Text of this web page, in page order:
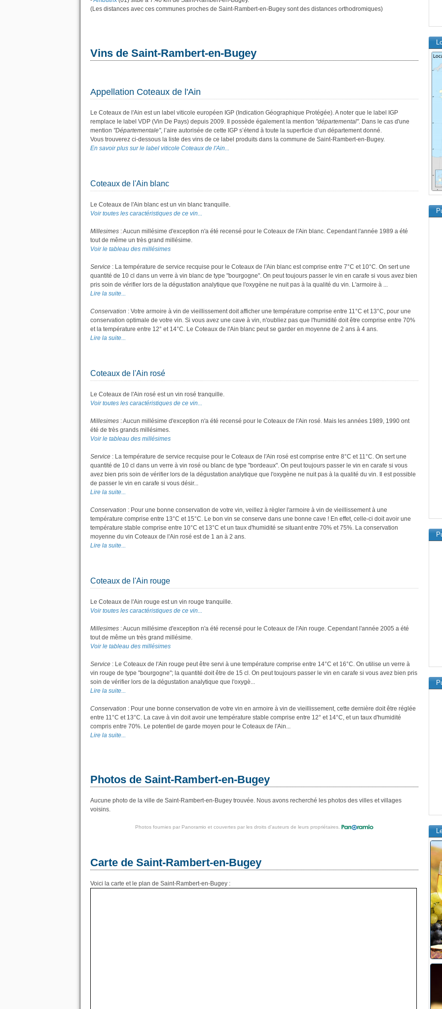
(Les distances avec ces communes proches de Saint-Rambert-en-Bugey sont des distances orthodromiques)
Vins de Saint-Rambert-en-Bugey
Appellation Coteaux de l'Ain
Le Coteaux de l'Ain est un label viticole européen IGP (Indication Géographique Protégée). A noter que le label IGP
remplace le label VDP (Vin De Pays) depuis 2009. Il possède également la mention "départemental". Dans le cas d'une
mention "Départementale", l’aire autorisée de cette IGP s’étend à toute la superficie d’un département donné.
Vous trouverez ci-dessous la liste des vins de ce label produits dans la commune de Saint-Rambert-en-Bugey.
En savoir plus sur le label viticole Coteaux de l'Ain...
Coteaux de l'Ain blanc
Le Coteaux de l'Ain blanc est un vin blanc tranquille.
Voir toutes les caractéristiques de ce vin...
Millesimes : Aucun millésime d'exception n'a été recensé pour le Coteaux de l'Ain blanc. Cependant l'année 1989 a été
tout de même un très grand millésime.
Voir le tableau des millésimes
Service : La température de service recquise pour le Coteaux de l'Ain blanc est comprise entre 7°C et 10°C. On sert une
quantité de 10 cl dans un verre à vin blanc de type "bourgogne". On peut toujours passer le vin en carafe si vous avez bien
pris soin de vérifier lors de la dégustation analytique que l'oxygène ne nuit pas à la qualité du vin. L'armoire à ...
Lire la suite...
Conservation : Votre armoire à vin de vieillissement doit afficher une température comprise entre 11°C et 13°C, pour une
conservation optimale de votre vin. Si vous avez une cave à vin, n'oubliez pas que l'humidité doit être comprise entre 70%
et la température entre 12° et 14°C. Le Coteaux de l'Ain blanc peut se garder en moyenne de 2 ans à 4 ans.
Lire la suite...
Coteaux de l'Ain rosé
Le Coteaux de l'Ain rosé est un vin rosé tranquille.
Voir toutes les caractéristiques de ce vin...
Millesimes : Aucun millésime d'exception n'a été recensé pour le Coteaux de l'Ain rosé. Mais les années 1989, 1990 ont
été de très grands millésimes.
Voir le tableau des millésimes
Service : La température de service recquise pour le Coteaux de l'Ain rosé est comprise entre 8°C et 11°C. On sert une
quantité de 10 cl dans un verre à vin rosé ou blanc de type "bordeaux". On peut toujours passer le vin en carafe si vous
avez bien pris soin de vérifier lors de la dégustation analytique que l'oxygène ne nuit pas à la qualité du vin. Il est possible
de passer le vin en carafe si vous désir...
Lire la suite...
Conservation : Pour une bonne conservation de votre vin, veillez à règler l'armoire à vin de vieillissement à une
température comprise entre 13°C et 15°C. Le bon vin se conserve dans une bonne cave ! En effet, celle-ci doit avoir une
température stable comprise entre 10°C et 13°C et un taux d'humidité se situant entre 70% et 75%. La conservation
moyenne du vin Coteaux de l'Ain rosé est de 1 an à 2 ans.
Lire la suite...
Coteaux de l'Ain rouge
Le Coteaux de l'Ain rouge est un vin rouge tranquille.
Voir toutes les caractéristiques de ce vin...
Millesimes : Aucun millésime d'exception n'a été recensé pour le Coteaux de l'Ain rouge. Cependant l'année 2005 a été
tout de même un très grand millésime.
Voir le tableau des millésimes
Service : Le Coteaux de l'Ain rouge peut être servi à une température comprise entre 14°C et 16°C. On utilise un verre à
vin rouge de type "bourgogne"; la quantité doit être de 15 cl. On peut toujours passer le vin en carafe si vous avez bien pris
soin de vérifier lors de la dégustation analytique que l'oxygè...
Lire la suite...
Conservation : Pour une bonne conservation de votre vin en armoire à vin de vieillissement, cette dernière doit être réglée
entre 11°C et 13°C. La cave à vin doit avoir une température stable comprise entre 12° et 14°C, et un taux d'humidité
compris entre 70%. Le potentiel de garde moyen pour le Coteaux de l'Ain...
Lire la suite...
Photos de Saint-Rambert-en-Bugey
Aucune photo de la ville de Saint-Rambert-en-Bugey trouvée. Nous avons recherché les photos des villes et villages
voisins.
Photos fournies par Panoramio et couvertes par les droits d'auteurs de leurs propriétaires.
Carte de Saint-Rambert-en-Bugey
Voici la carte et le plan de Saint-Rambert-en-Bugey :